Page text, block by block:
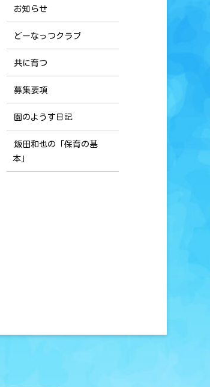
お知らせ
どーなっつクラブ
共に育つ
募集要項
園のようす日記
飯田和也の「保育の基
本」